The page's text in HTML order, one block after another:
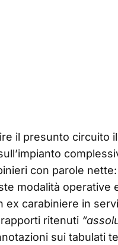
il presunto circuito
con parole nette:
modalità operative
carabiniere in
ritenuti
sui tabulati